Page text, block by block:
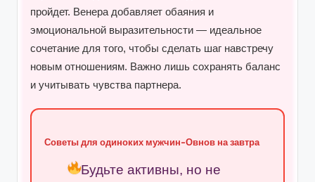
пройдет. Венера добавляет обаяния и
эмоциональной выразительности — идеальное
сочетание для того, чтобы сделать шаг навстречу
новым отношениям. Важно лишь сохранять баланс
и учитывать чувства партнера.
Советы для одиноких мужчин-Овнов на завтра
Будьте активны, но не